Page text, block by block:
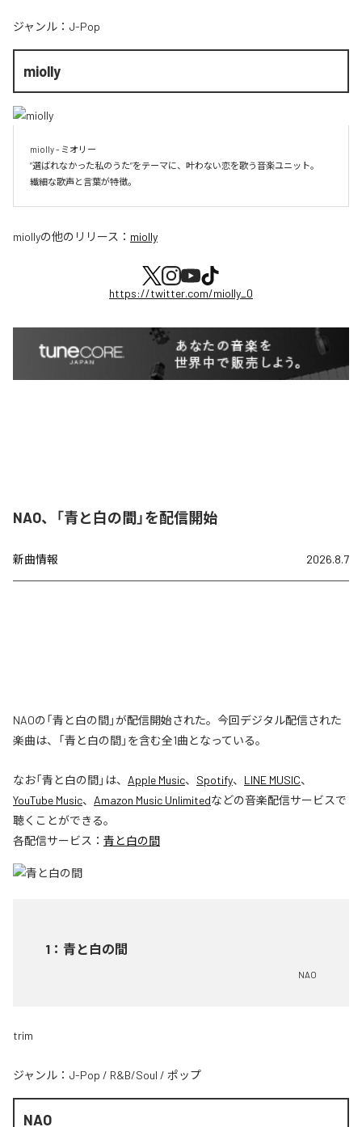
ジャンル： J-Pop
miolly
miolly - ミオリー
”選ばれなかった私のうた”をテーマに、叶わない恋を歌う音楽ユニット。
miollyの他のリリース： miolly
https://twitter.com/miolly_0
NAO、「青と白の間」を配信開始
新曲情報 2026.8.7
NAOの「青と白の間」が配信開始された。今回デジタル配信された
楽曲は、「青と白の間」を含む全1曲となっている。
なお「青と白の間」は、 Apple Music、 Spotify、 LINE MUSIC、
YouTube Music、 Amazon Music Unlimitedなどの音楽配信サービスで
聴くことができる。
各配信サービス： 青と白の間
1 ： 青と白の間
NAO
trim
ジャンル： J-Pop / R&B/Soul / ポップ
NAO